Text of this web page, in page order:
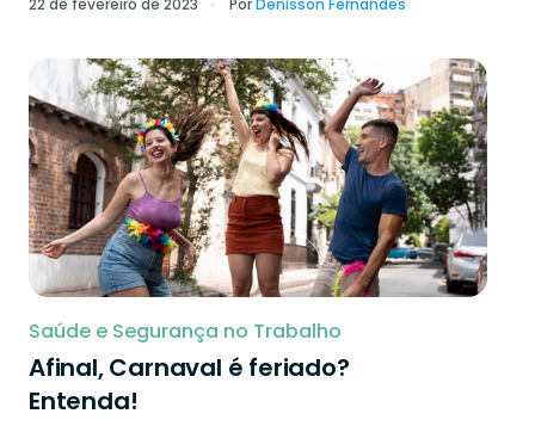
22 de fevereiro de 2023 PorDenisson Fernandes
Saúde e Segurança no Trabalho
Afinal, Carnaval é feriado?
Entenda!